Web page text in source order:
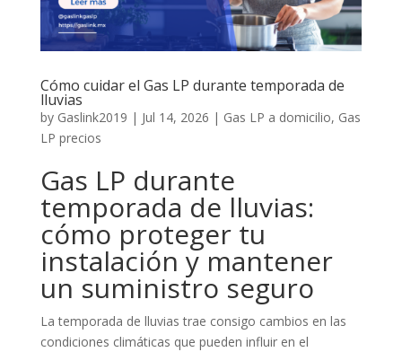
Cómo cuidar el Gas LP durante temporada de
lluvias
by Gaslink2019 | Jul 14, 2026 | Gas LP a domicilio, Gas
LP precios
Gas LP durante
temporada de lluvias:
cómo proteger tu
instalación y mantener
un suministro seguro
La temporada de lluvias trae consigo cambios en las
condiciones climáticas que pueden influir en el